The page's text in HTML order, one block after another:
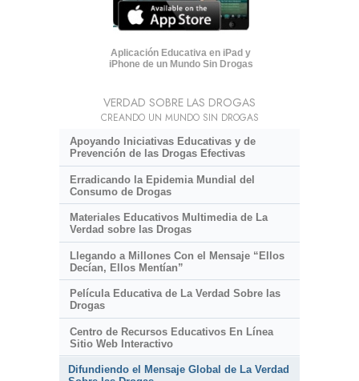
Aplicación Educativa en iPad y
iPhone de un Mundo Sin Drogas
VERDAD SOBRE LAS DROGAS
CREANDO UN MUNDO SIN DROGAS
Apoyando Iniciativas Educativas y de
Prevención de las Drogas Efectivas
Erradicando la Epidemia Mundial del
Consumo de Drogas
Materiales Educativos Multimedia de La
Verdad sobre las Drogas
Llegando a Millones Con el Mensaje “Ellos
Decían, Ellos Mentían”
Película Educativa de La Verdad Sobre las
Drogas
Centro de Recursos Educativos En Línea
Sitio Web Interactivo
Difundiendo el Mensaje Global de La Verdad